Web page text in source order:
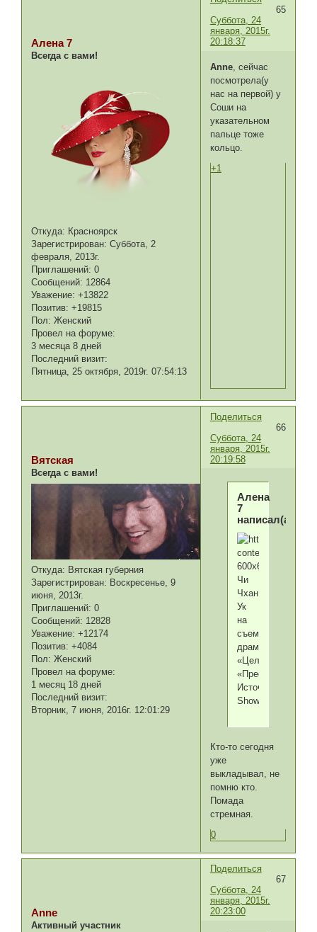
65
Суббота, 24
января, 2015г.
20:18:37
Алена 7
Всегда с вами!
Откуда: Красноярск
Зарегистрирован: Суббота, 2
февраля, 2013г.
Приглашений: 0
Сообщений: 12864
Уважение: +13822
Позитив: +19815
Пол: Женский
Провел на форуме:
3 месяца 8 дней
Последний визит:
Пятница, 25 октября, 2019г. 07:54:13
Anne, сейчас
посмотрела(у
нас на первой) у
Соши на
указательном
пальце тоже
кольцо.
+1
Поделиться
66
Суббота, 24
января, 2015г.
20:19:58
Вятская
Всегда с вами!
Откуда: Вятская губерния
Зарегистрирован: Воскресенье, 9
июня, 2013г.
Приглашений: 0
Сообщений: 12828
Уважение: +12174
Позитив: +4084
Пол: Женский
Провел на форуме:
1 месяц 18 дней
Последний визит:
Вторник, 7 июня, 2016г. 12:01:29
Алена
7
написал(а):
Чи
Чхан
Ук
на
съемках
драмы
«Целитель»:
«Преобразился!!!»
Источник:
ShowAsia.ru
Кто-то сегодня
уже
выкладывал, не
помню кто.
Помада
стремная.
0
Поделиться
67
Суббота, 24
января, 2015г.
20:23:00
Anne
Активный участник